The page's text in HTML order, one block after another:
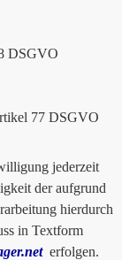
DSGVO
77 DSGVO
jederzeit
der aufgrund
hierdurch
in Textform
erfolgen.